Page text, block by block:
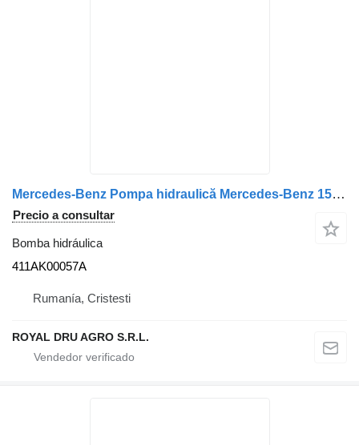
Mercedes-Benz Pompa hidraulică Mercedes-Benz 15065 1202 59051 411AK00057A bomba hidráulica para camión
Precio a consultar
Bomba hidráulica
411AK00057A
Rumanía, Cristesti
ROYAL DRU AGRO S.R.L.